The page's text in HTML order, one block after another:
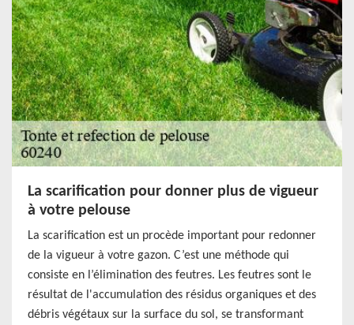
La scarification pour donner plus de vigueur
à votre pelouse
La scarification est un procède important pour redonner
de la vigueur à votre gazon. C’est une méthode qui
consiste en l’élimination des feutres. Les feutres sont le
résultat de l'accumulation des résidus organiques et des
débris végétaux sur la surface du sol, se transformant